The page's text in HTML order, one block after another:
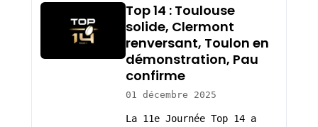
Top 14 : Toulouse
solide, Clermont
renversant, Toulon en
démonstration, Pau
confirme
01 décembre 2025
La 11e Journée Top 14 a